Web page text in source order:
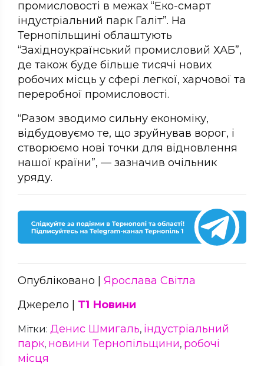
промисловості в межах “Еко-смарт
індустріальний парк Галіт”. На
Тернопільщині облаштують
“Західноукраїнський промисловий ХАБ”,
де також буде більше тисячі нових
робочих місць у сфері легкої, харчової та
переробної промисловості.
“Разом зводимо сильну економіку,
відбудовуємо те, що зруйнував ворог, і
створюємо нові точки для відновлення
нашої країни”, — зазначив очільник
уряду.
Опубліковано | Ярослава Світла
Джерело | Т1 Новини
Мітки: Денис Шмигаль, індустріальний
парк, новини Тернопільщини, робочі
місця